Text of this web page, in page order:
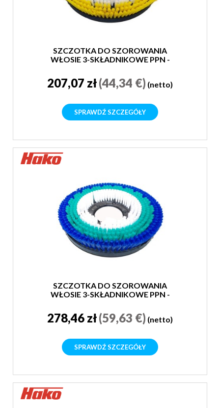
SZCZOTKA DO SZOROWANIA
WŁOSIE 3-SKŁADNIKOWE PPN -
207,07 zł(44,34 €) (netto)
SPRAWDŹ SZCZEGÓŁY
SZCZOTKA DO SZOROWANIA
WŁOSIE 3-SKŁADNIKOWE PPN -
278,46 zł(59,63 €) (netto)
SPRAWDŹ SZCZEGÓŁY